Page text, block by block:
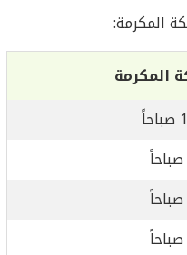
المكرمة:
المكرمة